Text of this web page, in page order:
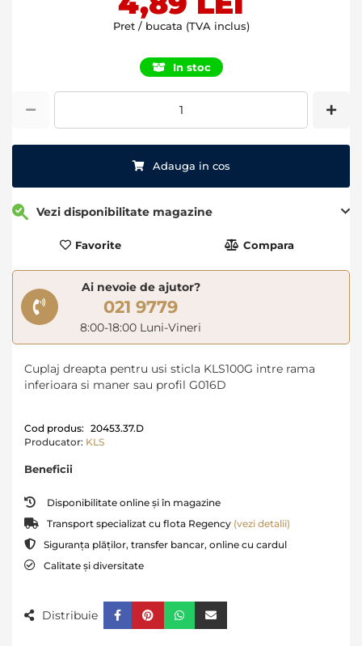
Pret / bucata (TVA inclus)
In stoc
Adauga in cos
Vezi disponibilitate magazine
Favorite Compara
Ai nevoie de ajutor?
021 9779
8:00-18:00 Luni-Vineri
Cuplaj dreapta pentru usi sticla KLS100G intre rama
inferioara si maner sau profil G016D
Cod produs: 20453.37.D
Producator: KLS
Beneficii
Disponibilitate online și în magazine
Transport specializat cu flota Regency (vezi detalii)
Siguranța plăților, transfer bancar, online cu cardul
Calitate și diversitate
Distribuie